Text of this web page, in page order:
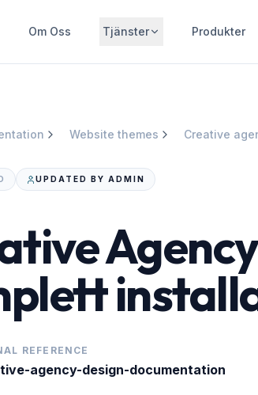
Om Oss Tjänster Produkter
Website themes Creative
UPDATED BY ADMIN
REFERENCE
agency-design-documentation